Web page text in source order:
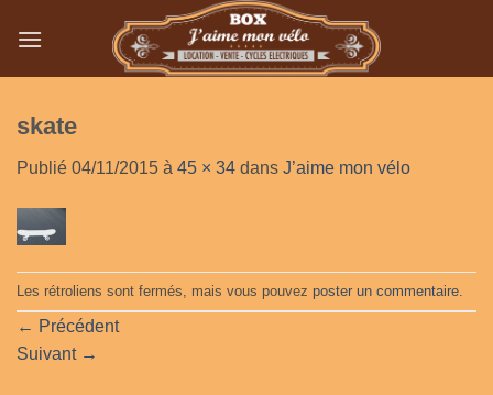
skate
Publié 04/11/2015 à 45 × 34 dans J’aime mon vélo
Les rétroliens sont fermés, mais vous pouvez poster un commentaire
← Précédent
Suivant →